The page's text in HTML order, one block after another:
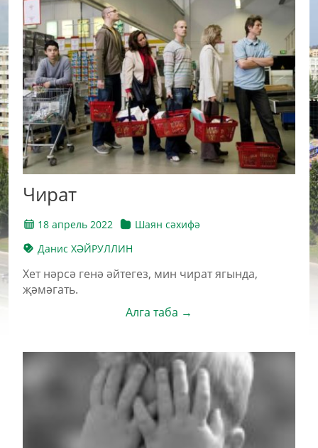
Чират
18 апрель 2022
Шаян сәхифә
Данис ХӘЙРУЛЛИН
Хет нәрсә генә әйтегез, мин чират ягында,
җәмәгать.
Алга таба →